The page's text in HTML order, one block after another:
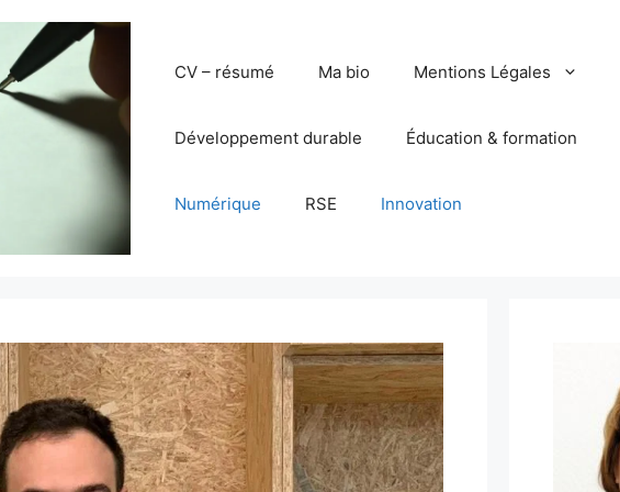
CV – résumé Ma bio Mentions Légales
Développement durable Éducation & formation
Numérique RSE Innovation